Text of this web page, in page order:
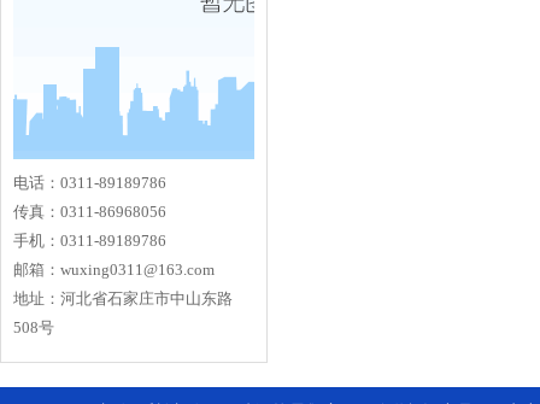
电话：0311-89189786
传真：0311-86968056
手机：0311-89189786
邮箱： wuxing0311@163.com
地址：河北省石家庄市中山东路
508号